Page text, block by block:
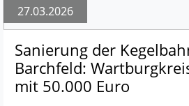
27.03.2026
Sanierung der
Barchfeld:
mit 50.000 Euro